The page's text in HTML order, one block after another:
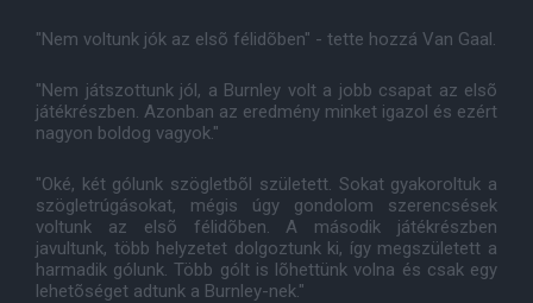
"Nem voltunk jók az elsõ félidõben" - tette hozzá Van Gaal.
"Nem játszottunk jól, a Burnley volt a jobb csapat az elsõ
játékrészben. Azonban az eredmény minket igazol és ezért
nagyon boldog vagyok."
"Oké, két gólunk szögletbõl született. Sokat gyakoroltuk a
szögletrúgásokat, mégis úgy gondolom szerencsések
voltunk az elsõ félidõben. A második játékrészben
javultunk, több helyzetet dolgoztunk ki, így megszületett a
harmadik gólunk. Több gólt is lõhettünk volna és csak egy
lehetõséget adtunk a Burnley-nek."